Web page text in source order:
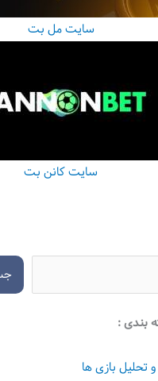
سایت مل بت
سایت کانن بت
بندی :
و تحلیل بازی ها